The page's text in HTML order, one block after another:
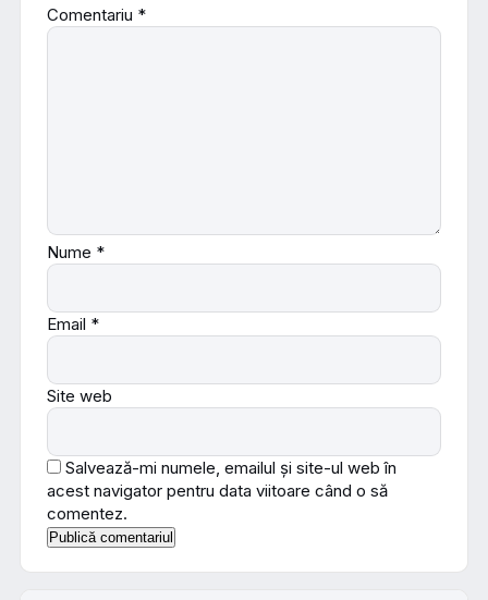
Comentariu *
Nume *
Email *
Site web
Salvează-mi numele, emailul și site-ul web în
acest navigator pentru data viitoare când o să
comentez.